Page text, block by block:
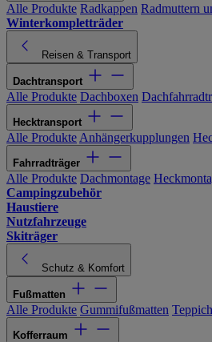
Alle Produkte Radkappen Radmuttern
Winterkompletträder
Reisen & Transport
Dachtransport
Alle Produkte Dachboxen
Hecktransport
Alle Produkte Anhängerkupplungen
Fahrradträger
Alle Produkte Dachmontage
Campingzubehör
Haustiere
Nutzfahrzeuge
Skiträger
Schutz & Komfort
Fußmatten
Alle Produkte Gummifußmatten
Kofferraum